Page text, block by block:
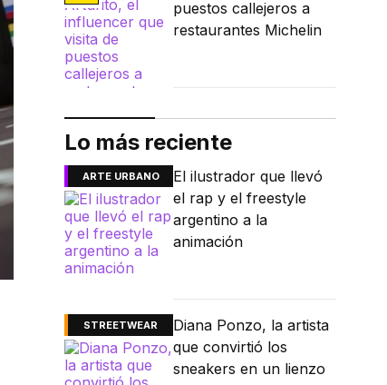
puestos callejeros a
restaurantes Michelin
Lo más reciente
ARTE URBANO
El ilustrador que llevó
el rap y el freestyle
argentino a la
animación
STREETWEAR
Diana Ponzo, la artista
que convirtió los
sneakers en un lienzo